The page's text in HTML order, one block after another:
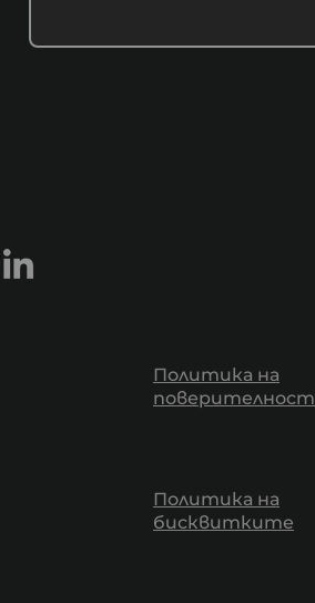
Политика на
поверителност
Политика на
бисквитките